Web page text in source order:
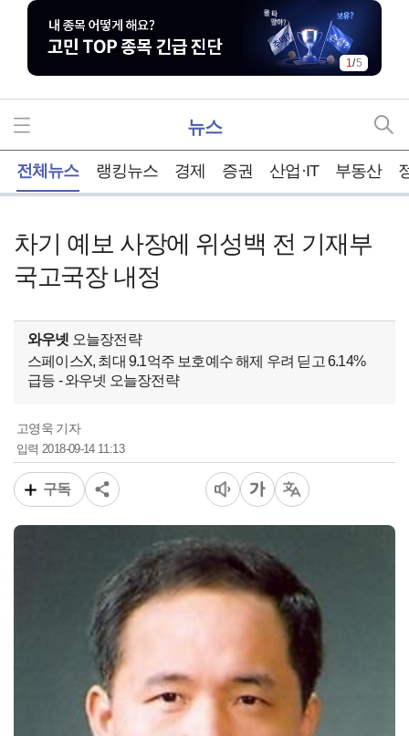
1/5
뉴스
전체뉴스 랭킹뉴스 경제 증권 산업·IT 부동산
차기 예보 사장에 위성백 전 기재부
국고국장 내정
와우넷 오늘장전략
스페이스X, 최대 9.1억주 보호예수 해제 우려 딛고 6.14%
급등 - 와우넷 오늘장전략
고영욱 기자
입력2018-09-14 11:13
구독